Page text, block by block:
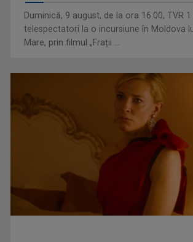
EXCLUSIV ÎN ROMÂNIA Un serial TV dedicat
CONVIEŢUIRI
În fiecare miercuri, de la ora 15:00, aveţi ...
După cum afirmă, nu ea a ales televiziunea, ci ...
IULIANA TUDOR
Face audienţe-record pentru Televiziunea ...
Duminică, 9 august, de la ora 16.00, TVR
telespectatori la o incursiune în Moldova
Mare, prin filmul „Frații ...